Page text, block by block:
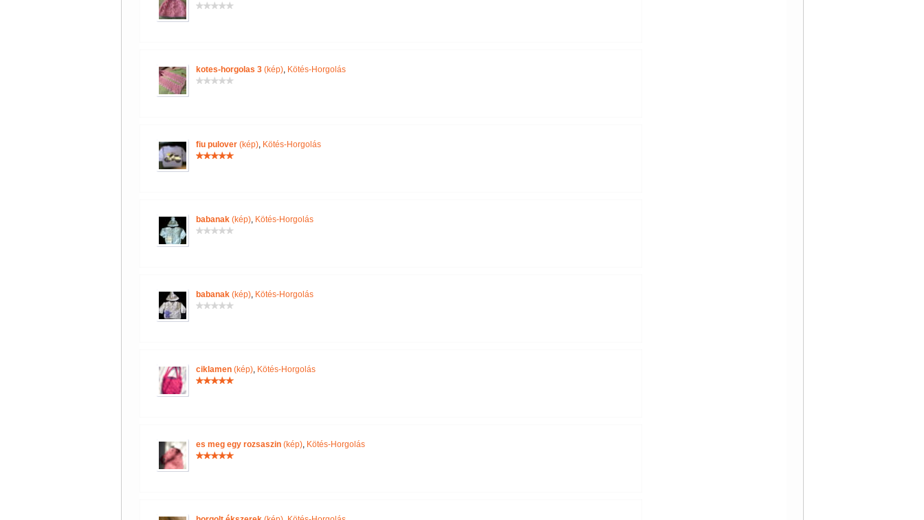
kotes-horgolas 3(kép), Kötés-Horgolás
fiu pulover(kép), Kötés-Horgolás
babanak(kép), Kötés-Horgolás
babanak(kép), Kötés-Horgolás
ciklamen(kép), Kötés-Horgolás
es meg egy rozsaszin(kép), Kötés-Horgolás